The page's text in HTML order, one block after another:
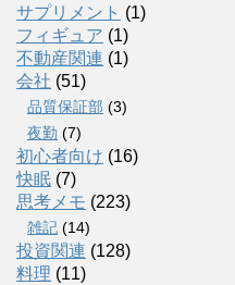
サプリメント (1)
フィギュア (1)
不動産関連 (1)
会社 (51)
品質保証部 (3)
夜勤 (7)
初心者向け (16)
快眠 (7)
思考メモ (223)
雑記 (14)
投資関連 (128)
料理 (11)